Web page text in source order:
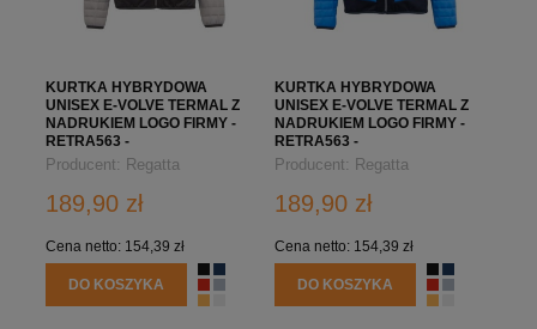
KURTKA HYBRYDOWA
UNISEX E-VOLVE TERMAL Z
NADRUKIEM LOGO FIRMY -
RETRA563 -
JASNOSZARO/SZARA
Producent: Regatta
189,90 zł
Cena netto: 154,39 zł
DO KOSZYKA
KURTKA HYBRYDOWA
UNISEX E-VOLVE TERMAL Z
NADRUKIEM LOGO FIRMY -
RETRA563 -
NIEBIESKO/GRANATOWA
Producent: Regatta
189,90 zł
Cena netto: 154,39 zł
DO KOSZYKA